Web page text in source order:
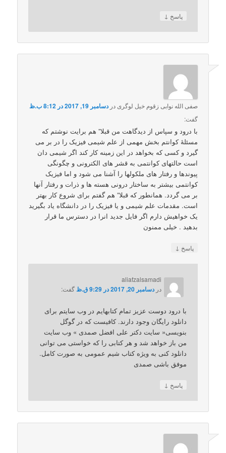
پاسخ ↓
صفی الله نوابی زقوم خیل لوگری دردسامبر 19, 2017 در 8:12 ب.ظ
گفت:
با درود و سپاس از دیدگاهت من قبلا” هم برایت نوشتم که
مسئلۀ کوانتم بخش مهمی از علم شیمی فیزیک را در بر می
گیرد و کسی که بخواهد در این زمینه کار کند اگر شیمی دان
است حالتهای کوانتمی به قشر های الکترونی و چگونگی
پیوندها و رفتار های ملکولها را آشنا می شود و اما فیزیک
کوانتمی بیشتر به ساختار درونی هسته ها و ذرات و رفتار آنها
بر می گردد. همانطور که قبلا” هم گفتم برای شروع کار بهتر
است. مقدمات علم شیمی و یا فیزیک را در دانشگاه یاد بگیرید
یک خواهیش دارم اگر فایل جدید انرا در دسترس ما قرار
بدهید . خیلی ممنون
پاسخ ↓
aliafzalsamadi
دردسامبر 20, 2017 در 9:29 ق.ظ گفت:
با درود دوست عزیز تمام کتابهایم در وب سایتم برای
دانلود رایگان وجود دارند. کافیست که در گوگل
بنویسی« سایت دکتر علی افضل صمدی » وب سایت
من باز خواهد شد و هر کتابی را که خواستی می توانی
دانلود کنی به ویژه کتاب شیم عمومی به صورت کامل.
موفق باشی صمدی
پاسخ ↓